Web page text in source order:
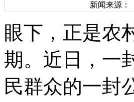
新闻来源：
眼下，正是农
期。近日，一
民群众的一封